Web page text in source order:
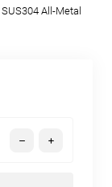
All-Metal